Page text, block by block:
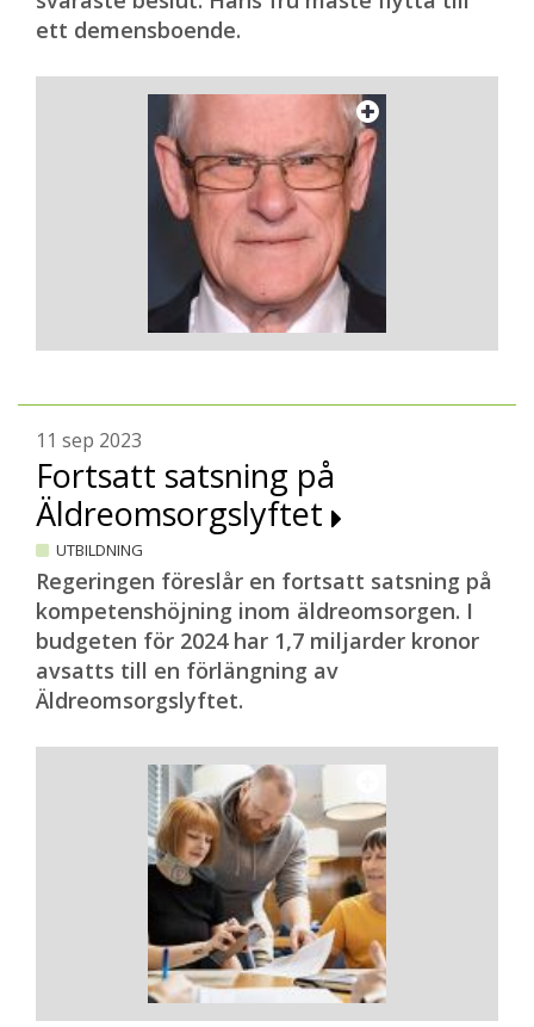
ett demensboende.
11 sep 2023
Fortsatt satsning på
Äldreomsorgslyftet
UTBILDNING
Regeringen föreslår en fortsatt satsning på
kompetenshöjning inom äldreomsorgen. I
budgeten för 2024 har 1,7 miljarder kronor
avsatts till en förlängning av
Äldreomsorgslyftet.